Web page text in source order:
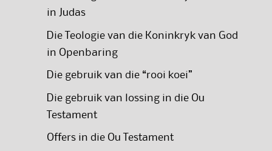
in Judas
Die Teologie van die Koninkryk van God
in Openbaring
Die gebruik van die “rooi koei”
Die gebruik van lossing in die Ou
Testament
Offers in die Ou Testament